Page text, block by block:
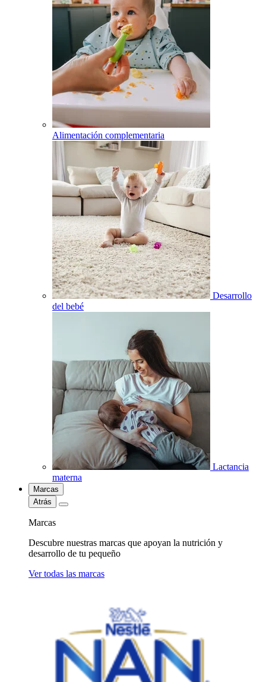
Alimentación complementaria
Desarrollo
del bebé
Lactancia
materna
Marcas
Atrás
Marcas
Descubre nuestras marcas que apoyan la nutrición y
desarrollo de tu pequeño
Ver todas las marcas